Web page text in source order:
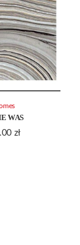
WAS
zł